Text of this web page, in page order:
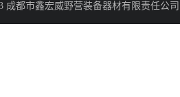
成都市鑫宏威野营装备器材有限责任公司